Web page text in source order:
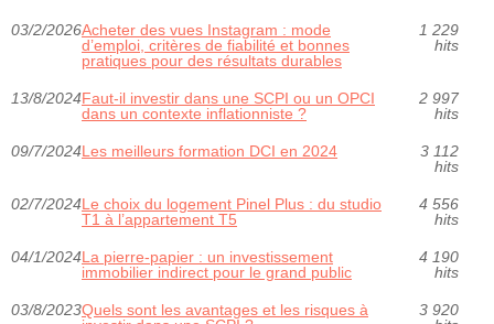
03/2/2026Acheter des vues Instagram : mode
d’emploi, critères de fiabilité et bonnes
pratiques pour des résultats durables
1 229
hits
13/8/2024Faut-il investir dans une SCPI ou un OPCI
dans un contexte inflationniste ?
2 997
hits
09/7/2024Les meilleurs formation DCI en 2024
3 112
hits
02/7/2024Le choix du logement Pinel Plus : du studio
T1 à l’appartement T5
4 556
hits
04/1/2024La pierre-papier : un investissement
immobilier indirect pour le grand public
4 190
hits
03/8/2023Quels sont les avantages et les risques à
3 920